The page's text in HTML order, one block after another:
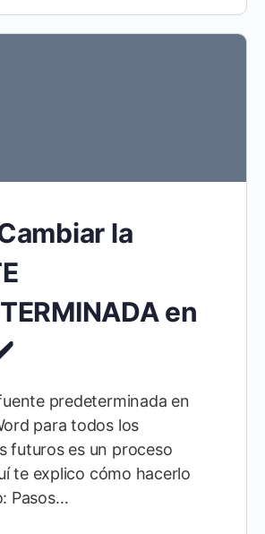
la
en
predeterminada en
para todos los
futuros es un proceso
te explico cómo hacerlo
Pasos…